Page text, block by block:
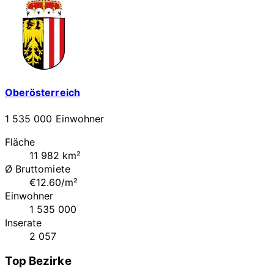
Oberösterreich
1 535 000 Einwohner
Fläche
11 982 km²
Ø Bruttomiete
€12.60/m²
Einwohner
1 535 000
Inserate
2 057
Top Bezirke